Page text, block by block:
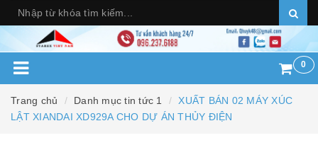
0
Trang chủ Danh mục tin tức 1
XUẤT BÁN 02 MÁY XÚC
LẬT XIANDAI XD929A CHO DỰ ÁN THỦY ĐIỆN